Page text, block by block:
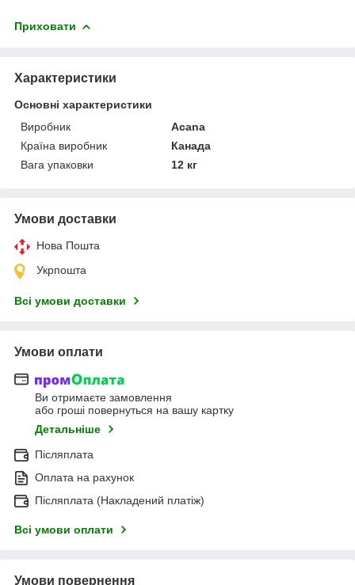
Приховати
Характеристики
Основні характеристики
Виробник
Acana
Країна виробник
Канада
Вага упаковки
12 кг
Умови доставки
Нова Пошта
Укрпошта
Всі умови доставки
Умови оплати
Ви отримаєте замовлення
або гроші повернуться на вашу картку
Детальніше
Післяплата
Оплата на рахунок
Післяплата (Накладений платіж)
Всі умови оплати
Умови повернення